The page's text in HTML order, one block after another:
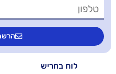
קטגוריות מובילות